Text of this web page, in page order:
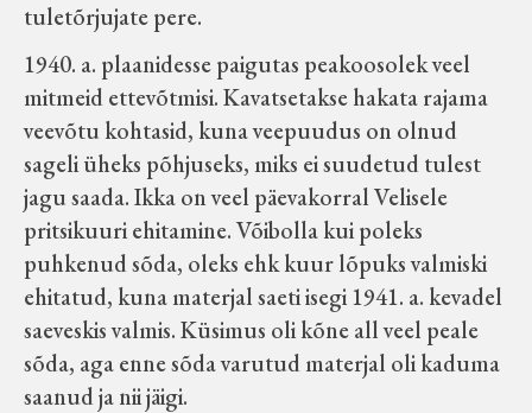
tuletõrjujate pere.
1940. a. plaanidesse paigutas peakoosolek veel
mitmeid ettevõtmisi. Kavatsetakse hakata rajama
veevõtu kohtasid, kuna veepuudus on olnud
sageli üheks põhjuseks, miks ei suudetud tulest
jagu saada. Ikka on veel päevakorral Velisele
pritsikuuri ehitamine. Võibolla kui poleks
puhkenud sõda, oleks ehk kuur lõpuks valmiski
ehitatud, kuna materjal saeti isegi 1941. a. kevadel
saeveskis valmis. Küsimus oli kõne all veel peale
sõda, aga enne sõda varutud materjal oli kaduma
saanud ja nii jäigi.